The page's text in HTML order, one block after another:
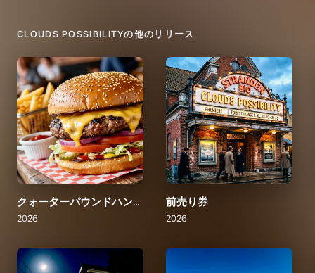
CLOUDS POSSIBILITYの他のリリース
クォーターパウンドハンバーガー
2026
前売り券
2026